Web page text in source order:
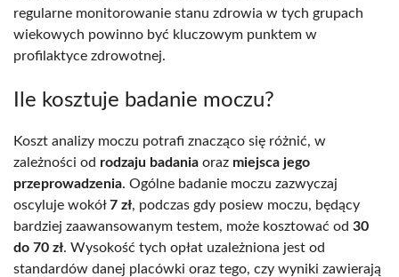
regularne monitorowanie stanu zdrowia w tych grupach
wiekowych powinno być kluczowym punktem w
profilaktyce zdrowotnej.
Ile kosztuje badanie moczu?
Koszt analizy moczu potrafi znacząco się różnić, w
zależności od rodzaju badania oraz miejsca jego
przeprowadzenia. Ogólne badanie moczu zazwyczaj
oscyluje wokół7 zł, podczas gdy posiew moczu, będący
bardziej zaawansowanym testem, może kosztować od 30
do 70 zł. Wysokość tych opłat uzależniona jest od
standardów danej placówki oraz tego, czy wyniki zawierają